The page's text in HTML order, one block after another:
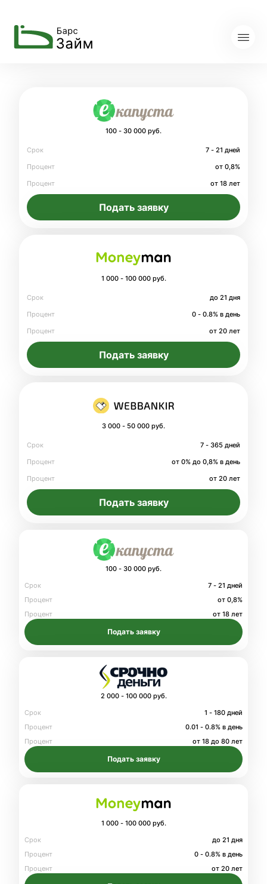
100 - 30 000 руб.
Срок
7 - 21 дней
Процент
от 0,8%
Процент
от 18 лет
Подать заявку
1 000 - 100 000 руб.
Срок
до 21 дня
Процент
0 - 0.8% в день
Процент
от 20 лет
Подать заявку
3 000 - 50 000 руб.
Срок
7 - 365 дней
Процент
от 0% до 0,8% в день
Процент
от 20 лет
Подать заявку
100 - 30 000 руб.
Срок
7 - 21 дней
Процент
от 0,8%
Процент
от 18 лет
Подать заявку
2 000 - 100 000 руб.
Срок
1 - 180 дней
Процент
0.01 - 0.8% в день
Процент
от 18 до 80 лет
Подать заявку
1 000 - 100 000 руб.
Срок
до 21 дня
Процент
0 - 0.8% в день
Процент
от 20 лет